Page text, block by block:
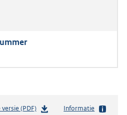
(PDF)b
Informatie